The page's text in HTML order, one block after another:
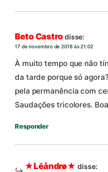
Beto Castro disse:
17 de novembro de 2018 às 21:02
À muito tempo que não
da tarde porque só
pela permanência com
Saudações tricolores.
Responder
★Lēåndrø★ disse: